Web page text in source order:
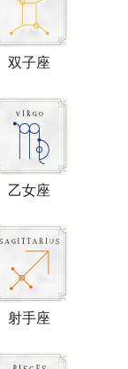
双子座
乙女座
射手座